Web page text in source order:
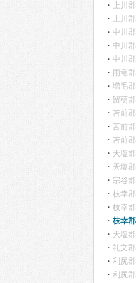
上川
上川
中川
中川
中川
雨竜
増毛
留萌
苫前
苫前
苫前
天塩
天塩
宗谷
枝幸
枝幸
枝幸
天塩
礼文
利尻
利尻